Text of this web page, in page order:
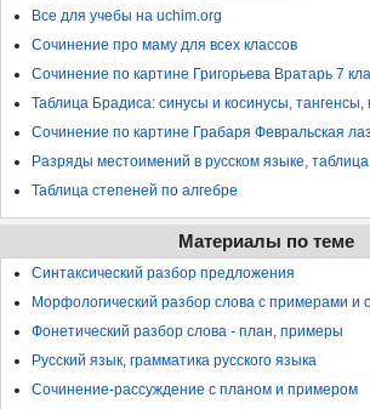
Все для учебы на uchim.org
Сочинение про маму для всех классов
Сочинение по картине Григорьева Вратарь 7
Таблица Брадиса: синусы и косинусы, тангенсы,
Сочинение по картине Грабаря Февральская
Разряды местоимений в русском языке,
Таблица степеней по алгебре
Материалы по теме
Синтаксический разбор предложения
Морфологический разбор слова с примерами и
Фонетический разбор слова - план, примеры
Русский язык, грамматика русского языка
Сочинение-рассуждение с планом и примером